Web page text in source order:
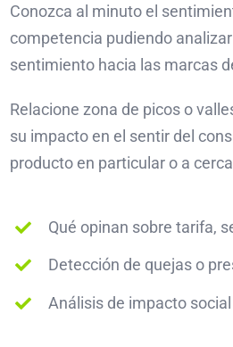
Conozca al minuto el
competencia pudiendo
sentimiento hacia las marcas
Relacione zona de picos o
su impacto en el sentir del
producto en particular o a
Qué opinan sobre tarifa,
Detección de quejas o
Análisis de impacto